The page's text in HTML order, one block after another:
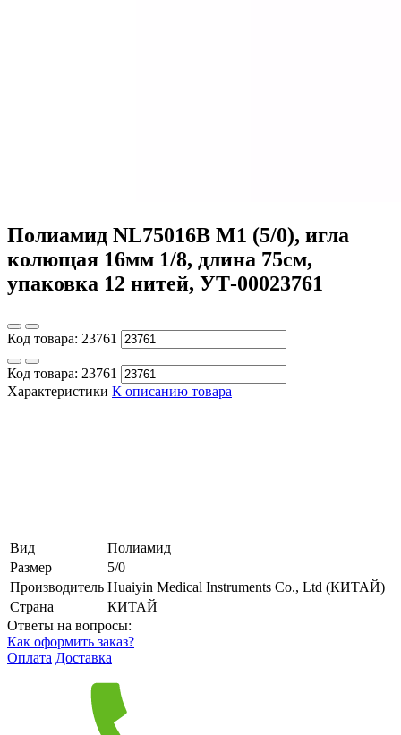
Полиамид NL75016B M1 (5/0), игла
колющая 16мм 1/8, длина 75см,
упаковка 12 нитей, УТ-00023761
Код товара: 23761
Код товара: 23761
Характеристики К описанию товара
Вид
Полиамид
Размер
5/0
Производитель Huaiyin Medical Instruments Co., Ltd (КИТАЙ)
Страна
КИТАЙ
Ответы на вопросы:
Как оформить заказ?
Оплата Доставка